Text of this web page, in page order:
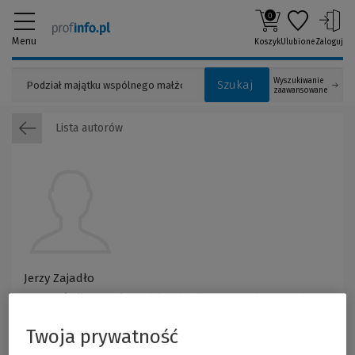
Menu
Szukaj
Wyszukiwanie
zaawansowane
0
KoszykUlubioneZaloguj
Jerzy Zajadło
Państwa i Prawa, członkiem-korespondentem Polskiej Akademii Nauk i
Polskiej Akademii Umiejętności. Jego dorobek pisarski obejmuje ok. 500
Lista autorów
Twoja prywatność